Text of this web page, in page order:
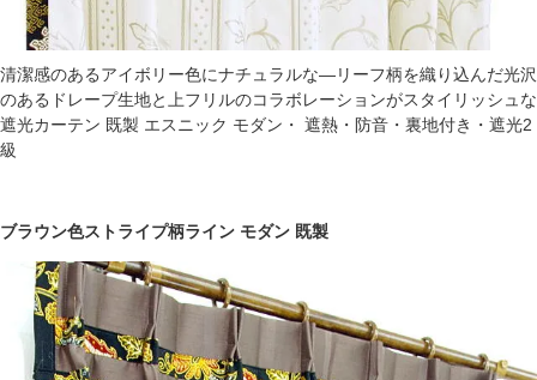
清潔感のあるアイボリー色にナチュラルな―リーフ柄を織り込んだ光沢
のあるドレープ生地と上フリルのコラボレーションがスタイリッシュな
遮光カーテン 既製 エスニック モダン・ 遮熱・防音・裏地付き・遮光2
級
ブラウン色ストライプ柄ライン モダン 既製